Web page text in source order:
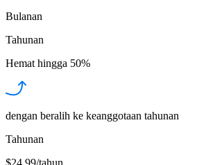
Bulanan
Tahunan
Hemat hingga 50%
dengan beralih ke keanggotaan tahunan
Tahunan